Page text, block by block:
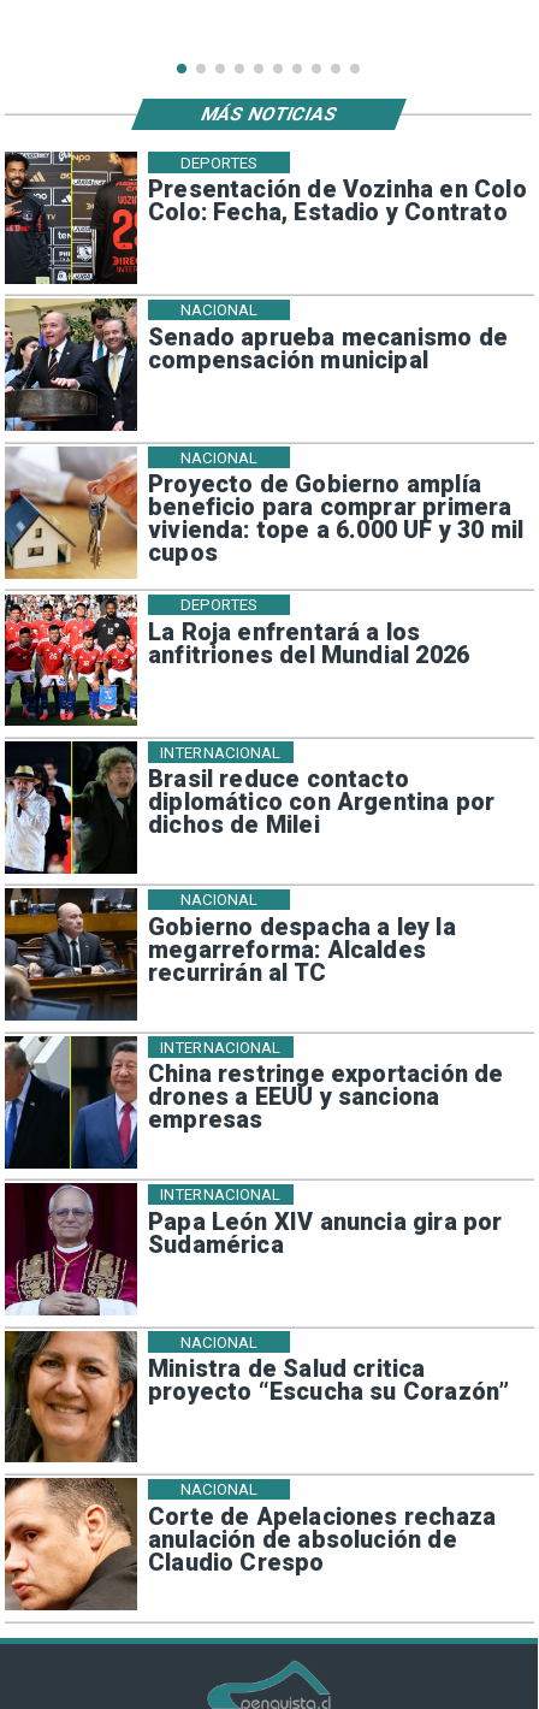
Presentación de Vozinha en Colo
Colo: Fecha, Estadio y Contrato
DEPORTES
Senado aprueba mecanismo de
compensación municipal
NACIONAL
Proyecto de Gobierno amplía
beneficio para comprar primera
vivienda: tope a 6.000 UF y 30 mil
cupos
NACIONAL
La Roja enfrentará a los
anfitriones del Mundial 2026
DEPORTES
Brasil reduce contacto
diplomático con Argentina por
dichos de Milei
INTERNACIONAL
Gobierno despacha a ley la
megarreforma: Alcaldes
recurrirán al TC
NACIONAL
China restringe exportación de
drones a EEUU y sanciona
empresas
INTERNACIONAL
Papa León XIV anuncia gira por
Sudamérica
INTERNACIONAL
Ministra de Salud critica
proyecto “Escucha su Corazón”
NACIONAL
Corte de Apelaciones rechaza
anulación de absolución de
Claudio Crespo
NACIONAL
MÁS NOTICIAS